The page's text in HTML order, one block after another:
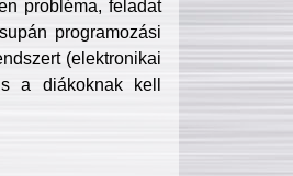
probléma, feladat
programozási
(elektronikai
a diákoknak kell